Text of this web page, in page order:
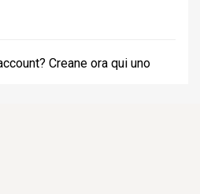
Creane ora qui uno